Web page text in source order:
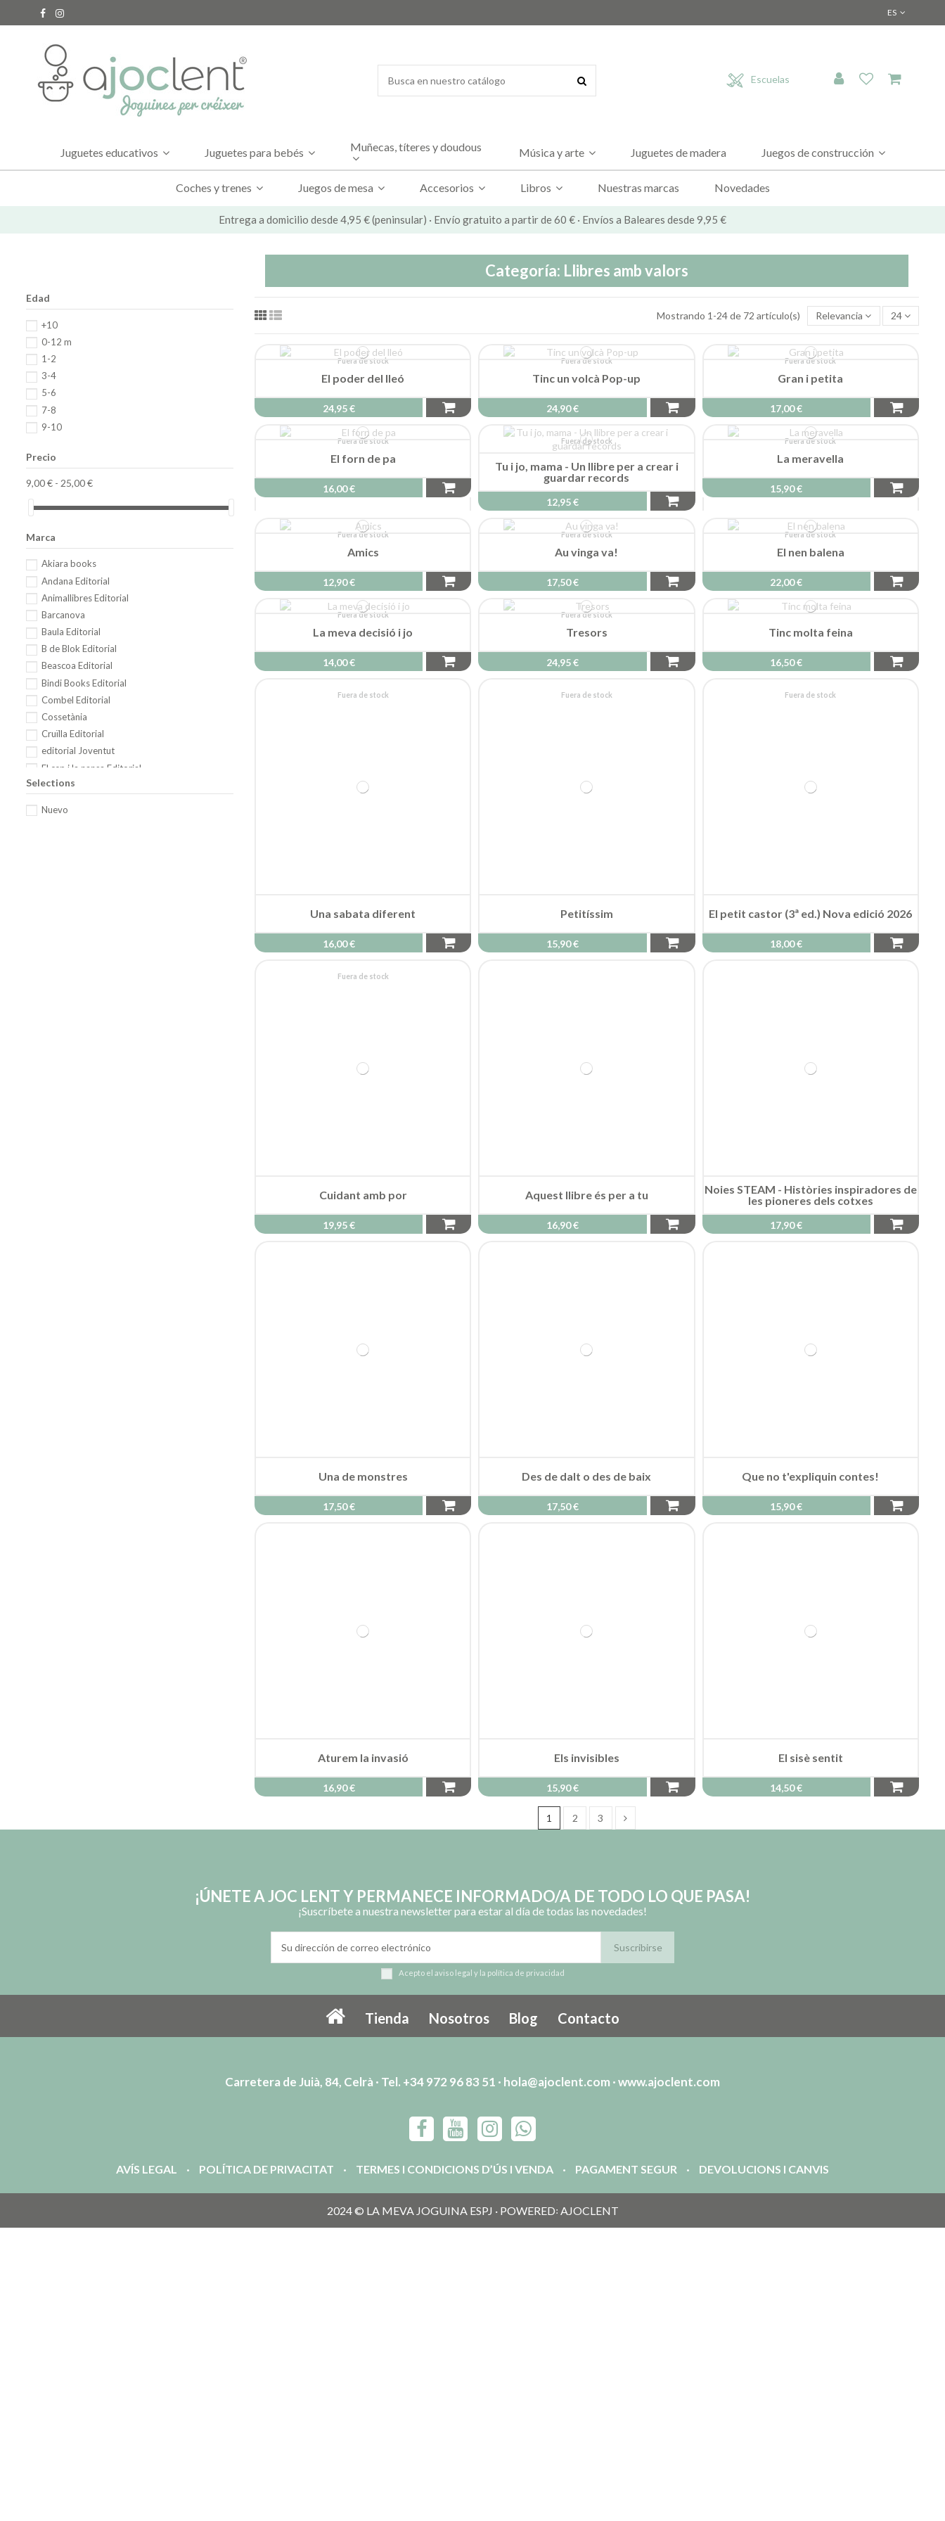
ES
Escuelas
Juguetes educativos Juguetes para bebés Muñecas, títeres y doudous Música y arte Juguetes de madera Juegos de construcción
Coches y trenes Juegos de mesa Accesorios Libros Nuestras marcas Novedades
Entrega a domicilio desde 4,95 € (peninsular) · Envío gratuito a partir de 60 € · Envíos a Baleares desde 9,95 €
Categoría: Llibres amb valors
Mostrando 1-24 de 72 artículo(s) Relevancia 24
Fuera de stock
El poder del lleó
24,95 €
Fuera de stock
Tinc un volcà Pop-up
24,90 €
Fuera de stock
Gran i petita
17,00 €
Fuera de stock
El forn de pa
16,00 €
Fuera de stock
Tu i jo, mama - Un llibre per a crear i
guardar records
12,95 €
Fuera de stock
La meravella
15,90 €
Fuera de stock
Amics
12,90 €
Fuera de stock
Au vinga va!
17,50 €
Fuera de stock
El nen balena
22,00 €
Fuera de stock
La meva decisió i jo
14,00 €
Fuera de stock
Tresors
24,95 €
Tinc molta feina
16,50 €
Fuera de stock Fuera de stock Fuera de stock
El petit castor (3ª ed.) Nova edició 2026
18,00 €
Fuera de stock
Cuidant amb por
19,95 €
Aquest llibre és per a tu
16,90 €
Noies STEAM - Històries inspiradores de
les pioneres dels cotxes
17,90 €
Una de monstres
17,50 €
Des de dalt o des de baix
17,50 €
Que no t'expliquin contes!
15,90 €
Aturem la invasió
16,90 €
Els invisibles
15,90 €
El sisè sentit
14,50 €
1 2 3
Edad
+10
0-12 m
1-2
3-4
5-6
7-8
9-10
Precio
9,00 € - 25,00 €
Marca
Akiara books
Andana Editorial
Animallibres Editorial
Barcanova
Baula Editorial
B de Blok Editorial
Beascoa Editorial
Bindi Books Editorial
Combel Editorial
Cossetània
Cruïlla Editorial
editorial Joventut
El cep i la nansa Editorial
Estrella Polar Editorial
Selections
Nuevo
¡ÚNETE A JOC LENT Y PERMANECE INFORMADO/A DE TODO LO QUE PASA!
¡Suscríbete a nuestra newsletter para estar al día de todas las novedades!
Acepto el aviso legal y la política de privacidad
Tienda Nosotros Blog Contacto
Carretera de Juià, 84, Celrà · Tel. +34 972 96 83 51 · hola@ajoclent.com ·www.ajoclent.com
AVÍS LEGAL POLÍTICA DE PRIVACITAT TERMES I CONDICIONS D’ÚS I VENDA PAGAMENT SEGUR DEVOLUCIONS I CANVIS
2024 © LA MEVA JOGUINA ESPJ · POWERED꞉ AJOCLENT